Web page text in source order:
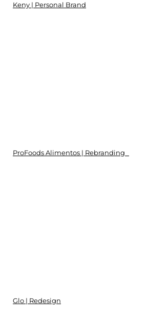
Keny | Personal Brand
ProFoods Alimentos | Rebranding
Glo | Redesign